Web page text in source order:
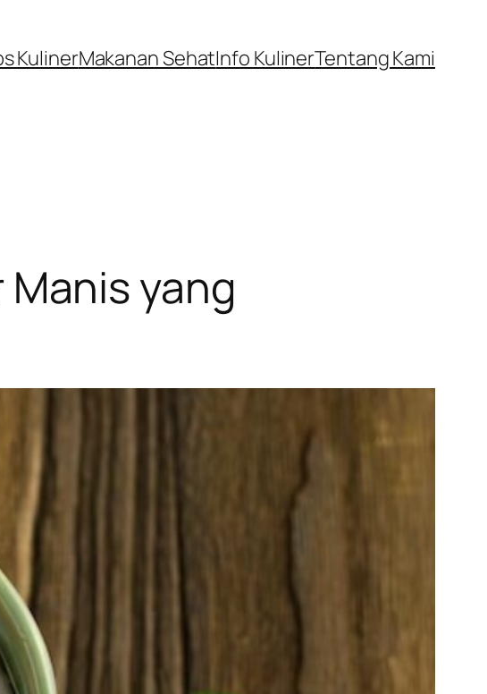
KulinerMakanan SehatInfo KulinerTentang Kami
yang